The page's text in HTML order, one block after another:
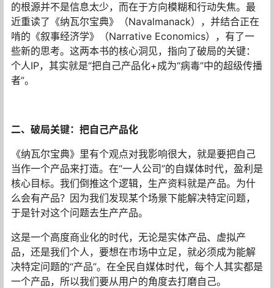
的根源并不是信息太少，而在于方向模糊和行动失焦。最
近重读了《纳瓦尔宝典》（Navalmanack），并结合正在
啃的《叙事经济学》（Narrative Economics），有了一
些新的思考。这两本书的核心洞见，指向了破局的关键：
个人IP，其实就是“把自己产品化+成为“病毒”中的超级传播
者”。
二、破局关键：把自己产品化
《纳瓦尔宝典》里有个观点对我影响很大，就是要把自己
当作一个产品来打造。在“一人公司”的自媒体时代，盈利是
核心目标。我们倒推这个逻辑，生产资料就是产品。为什
么会有产品？因为我们发现某个场景下能解决特定问题，
于是针对这个问题去生产产品。
这是一个高度商业化的时代，无论是实体产品、虚拟产
品，还是我们个人，要想在市场中立足，就必须成为能解
决特定问题的“产品”。在全民自媒体时代，每个人其实都是
一个产品，所以我们要从用户的角度去打磨自己。